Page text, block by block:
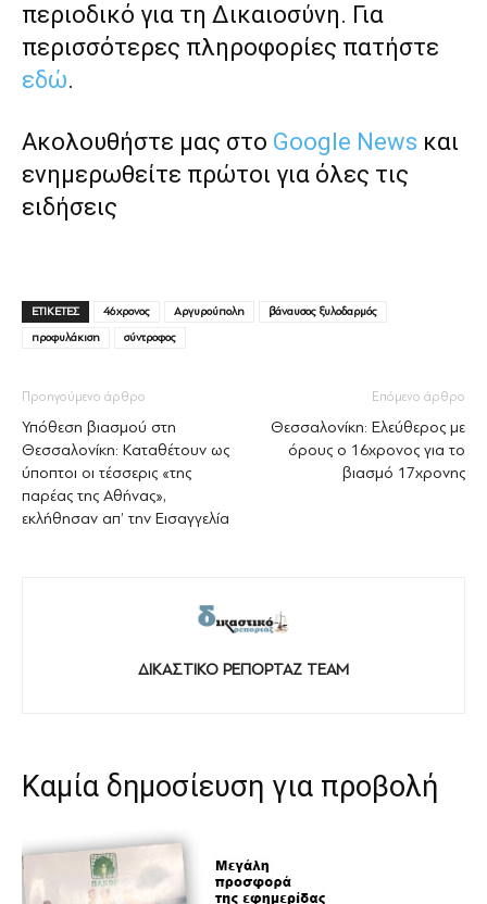
περιοδικό για τη Δικαιοσύνη. Για
περισσότερες πληροφορίες πατήστε
εδώ.
Ακολουθήστε μας στο Google News και
ενημερωθείτε πρώτοι για όλες τις
ειδήσεις
ΕΤΙΚΕΤΕΣ 46χρονος Αργυρούπολη
βάναυσος ξυλοδαρμός
προφυλάκιση
σύντροφος
Προηγούμενο άρθρο
Υπόθεση βιασμού στη
Θεσσαλονίκη: Καταθέτουν ως
ύποπτοι οι τέσσερις «της
παρέας της Αθήνας»,
εκλήθησαν απ’ την Εισαγγελία
Επόμενο άρθρο
Θεσσαλονίκη: Ελεύθερος με
όρους ο 16χρονος για το
βιασμό 17χρονης
ΔΙΚΑΣΤΙΚΟ ΡΕΠΟΡΤΑΖ TEAM
Καμία δημοσίευση για προβολή